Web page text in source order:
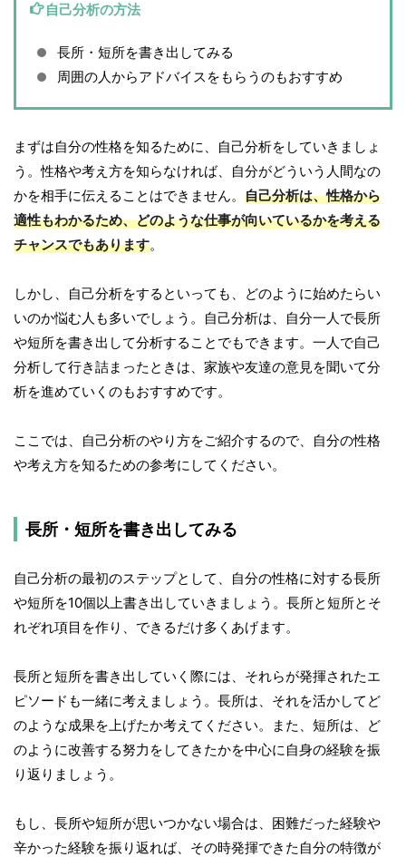
自己分析の方法
長所・短所を書き出してみる
周囲の人からアドバイスをもらうのもおすすめ
まずは自分の性格を知るために、自己分析をしていきましょ
う。性格や考え方を知らなければ、自分がどういう人間なの
かを相手に伝えることはできません。 自己分析は、性格から
適性もわかるため、どのような仕事が向いているかを考える
チャンスでもあります。
しかし、自己分析をするといっても、どのように始めたらい
いのか悩む人も多いでしょう。自己分析は、自分一人で長所
や短所を書き出して分析することでもできます。一人で自己
分析して行き詰まったときは、家族や友達の意見を聞いて分
析を進めていくのもおすすめです。
ここでは、自己分析のやり方をご紹介するので、自分の性格
や考え方を知るための参考にしてください。
長所・短所を書き出してみる
自己分析の最初のステップとして、自分の性格に対する長所
や短所を10個以上書き出していきましょう。長所と短所とそ
れぞれ項目を作り、できるだけ多くあげます。
長所と短所を書き出していく際には、それらが発揮されたエ
ピソードも一緒に考えましょう。長所は、それを活かしてど
のような成果を上げたか考えてください。また、短所は、ど
のように改善する努力をしてきたかを中心に自身の経験を振
り返りましょう。
もし、長所や短所が思いつかない場合は、困難だった経験や
辛かった経験を振り返れば、その時発揮できた自分の特徴が